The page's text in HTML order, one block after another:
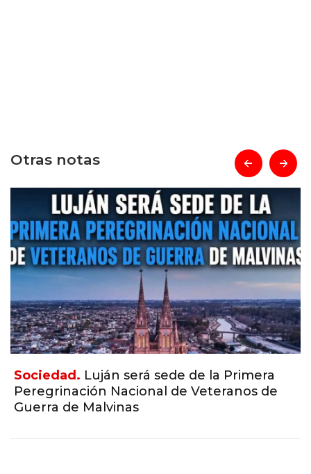
Otras notas
Sociedad. Luján será sede de la Primera
Peregrinación Nacional de Veteranos de
Guerra de Malvinas
prev next